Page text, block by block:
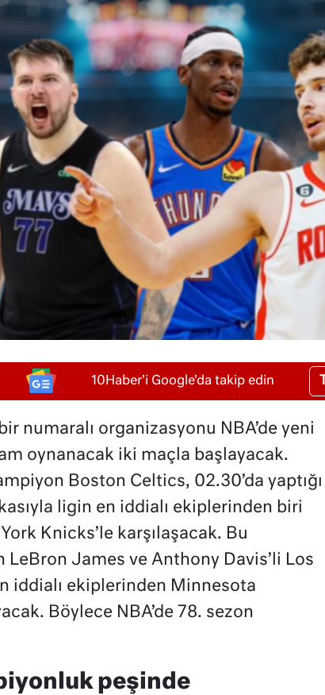
10Haber'i Google'da takip edin
numaralı organizasyonu NBA’de yeni
oynanacak iki maçla başlayacak.
Boston Celtics, 02.30’da yaptığı
ligin en iddialı ekiplerinden biri
Knicks’le karşılaşacak. Bu
LeBron James ve Anthony Davis’li Los
iddialı ekiplerinden Minnesota
Böylece NBA’de 78. sezon
peşinde